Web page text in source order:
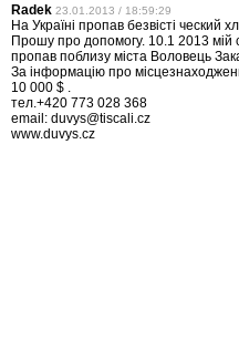
Radek 23.01.2013 / 18:59:29
На Україні пропав безвісті ческий
Прошу про допомогу. 10.1 2013 мій
пропав поблизу міста Воловець
За інформацію про
10 000 $ .
тел.+420 773 028 368
email: duvys@tiscali.cz
www.duvys.cz